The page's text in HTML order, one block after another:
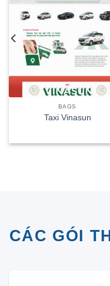
BAGS
Taxi Vinasun
CÁC GÓI